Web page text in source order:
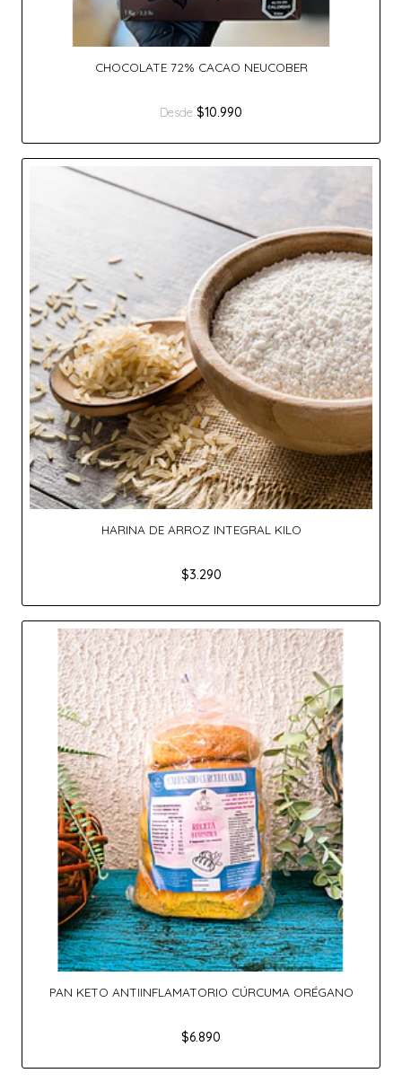
CHOCOLATE 72% CACAO NEUCOBER
Desde $10.990
HARINA DE ARROZ INTEGRAL KILO
$3.290
PAN KETO ANTIINFLAMATORIO CÚRCUMA ORÉGANO
$6.890